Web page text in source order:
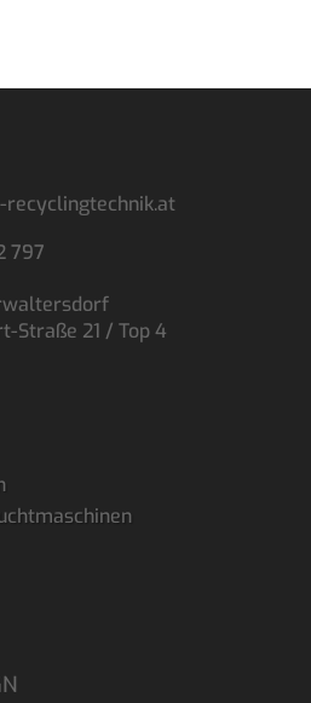
recyclingtechnik.at
797
Straße 21 / Top 4